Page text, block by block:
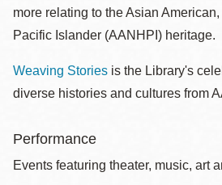
more relating to the Asian
Pacific Islander (AANHPI) heritage.
Weaving Stories is the Library's
diverse histories and cultures from
Performance
Events featuring theater, music, art